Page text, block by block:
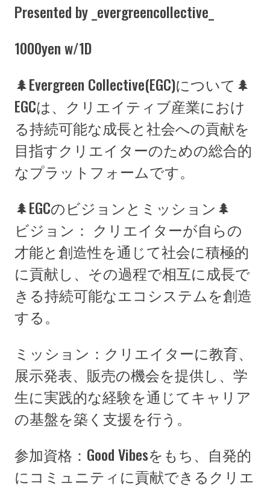
Presented by _evergreencollective_
1000yen w/1D
🌲Evergreen Collective(EGC)について🌲
EGCは、クリエイティブ産業におけ
る持続可能な成長と社会への貢献を
目指すクリエイターのための総合的
なプラットフォームです。
🌲EGCのビジョンとミッション🌲
ビジョン： クリエイターが自らの
才能と創造性を通じて社会に積極的
に貢献し、その過程で相互に成長で
きる持続可能なエコシステムを創造
する。
ミッション：クリエイターに教育、
展示発表、販売の機会を提供し、学
生に実践的な経験を通じてキャリア
の基盤を築く支援を行う。
参加資格：Good Vibesをもち、自発的
にコミュニティに貢献できるクリエ